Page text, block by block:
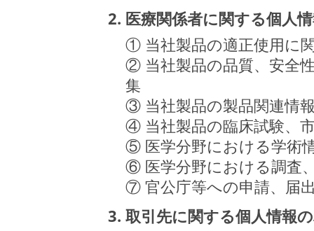
2. 医療関係者に関する個人
① 当社製品の適正使用に
② 当社製品の品質、安全
集
③ 当社製品の製品関連情
④ 当社製品の臨床試験、
⑤ 医学分野における学術
⑥ 医学分野における調査
⑦ 官公庁等への申請、届
3. 取引先に関する個人情報